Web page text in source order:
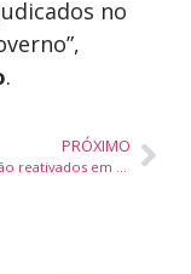
no
.
PRÓXIMO